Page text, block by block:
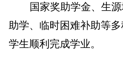
国家奖助学金、生
助学、临时困难补助等
学生顺利完成学业。